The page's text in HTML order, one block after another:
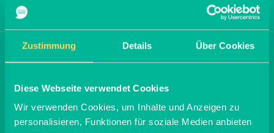
Zustimmung Details Über Cookies
Diese Webseite verwendet Cookies
Wir verwenden Cookies, um Inhalte und Anzeigen zu
personalisieren, Funktionen für soziale Medien anbieten
Pasta servieren oder als Aufstrich, beispielsweise für
Etwas Besonderes ist zudem Bärlauch-Butter: Dazu
weiche Butter mit etwas Salz und klein gehackten
Bärlauch-Blättern vermischen und erkalten lassen.
einfachen Nudelgericht – die Bärlauch-Butter verleiht
Deinem Essen ein tolles Aroma.